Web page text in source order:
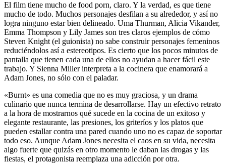
El film tiene mucho de food porn, claro. Y la verdad, es que tiene
mucho de todo. Muchos personajes desfilan a su alrededor, y así no
logra ninguno estar bien delineado. Uma Thurman, Alicia Vikander,
Emma Thompson y Lily James son tres claros ejemplos de cómo
Steven Knight (el guionista) no sabe construir personajes femeninos
reduciéndolos así a estereotipos. Es cierto que los pocos minutos de
pantalla que tienen cada una de ellos no ayudan a hacer fácil este
trabajo. Y Sienna Miller interpreta a la cocinera que enamorará a
Adam Jones, no sólo con el paladar.
«Burnt» es una comedia que no es muy graciosa, y un drama
culinario que nunca termina de desarrollarse. Hay un efectivo retrato
a la hora de mostrarnos qué sucede en la cocina de un exitoso y
elegante restaurante, las presiones, los griteríos y los platos que
pueden estallar contra una pared cuando uno no es capaz de soportar
todo eso. Aunque Adam Jones necesita el caos en su vida, necesita
algo fuerte que quizás en otro momento le daban las drogas y las
fiestas, el protagonista reemplaza una adicción por otra.